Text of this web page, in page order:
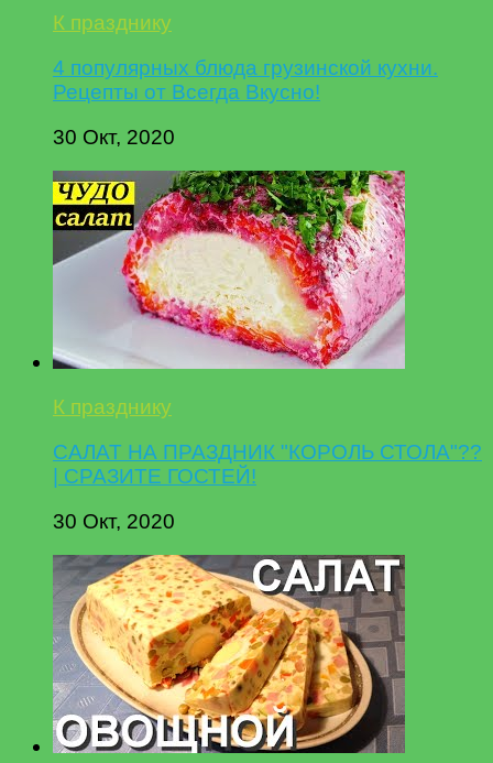
К празднику
4 популярных блюда грузинской кухни.
Рецепты от Всегда Вкусно!
30 Окт, 2020
К празднику
САЛАТ НА ПРАЗДНИК "КОРОЛЬ СТОЛА"??
| СРАЗИТЕ ГОСТЕЙ!
30 Окт, 2020